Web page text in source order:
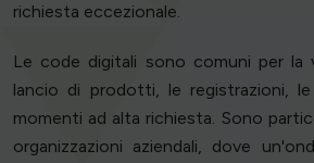
richiesta eccezionale.
Le code digitali sono comuni per la
lancio di prodotti, le registrazioni,
momenti ad alta richiesta. Sono
organizzazioni aziendali, dove